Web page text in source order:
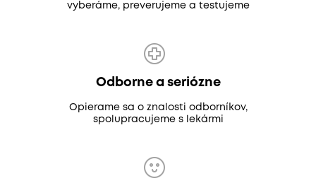
vyberáme, preverujeme a testujeme
Odborne a seriózne
Opierame sa o znalosti odborníkov,
spolupracujeme s lekármi